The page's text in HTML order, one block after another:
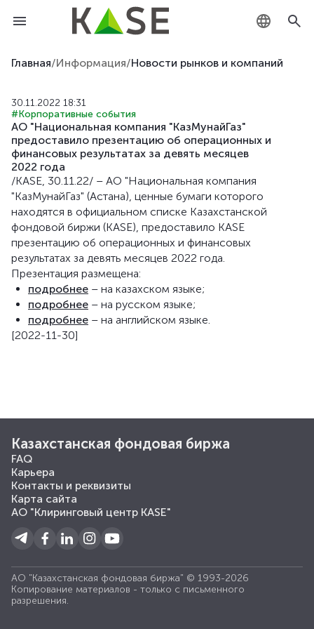
KZ
Главная/Информация/Новости рынков и компаний
30.11.2022 18:31
#Корпоративные события
АО "Национальная компания "КазМунайГаз"
предоставило презентацию об операционных и
финансовых результатах за девять месяцев
2022 года
/KASE, 30.11.22/ – АО "Национальная компания
"КазМунайГаз" (Астана), ценные бумаги которого
находятся в официальном списке Казахстанской
фондовой биржи (KASE), предоставило KASE
презентацию об операционных и финансовых
результатах за девять месяцев 2022 года.
Презентация размещена:
подробнее – на казахском языке;
подробнее – на русском языке;
подробнее – на английском языке.
[2022-11-30]
Казахстанская фондовая биржа
FAQ
Карьера
Контакты и реквизиты
Карта сайта
АО "Клиринговый центр KASE"
АО "Казахстанская фондовая биржа" © 1993-2026
Копирование материалов - только с письменного
разрешения.